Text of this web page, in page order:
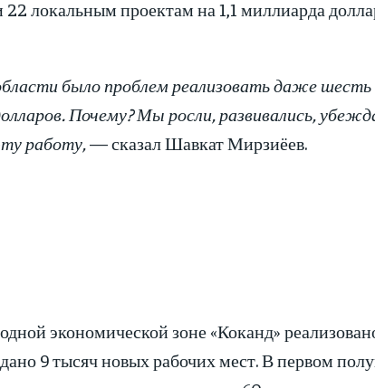
локальным проектам на 1,1 миллиарда
было проблем реализовать даже шесть
Почему? Мы росли, развивались,
работу,— сказал Шавкат Мирзиёев.
экономической зоне «Коканд»
9 тысяч новых рабочих мест. В первом